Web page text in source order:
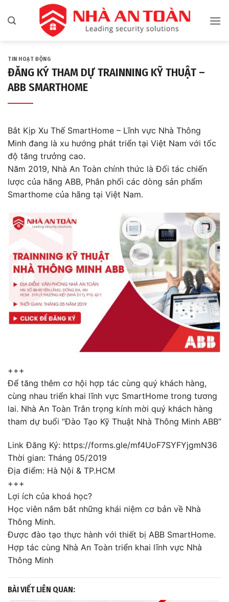
qua
TIN HOẠT ĐỘNG
ĐĂNG KÝ THAM DỰ TRAINNING KỸ THUẬT –
ABB SMARTHOME
Bắt Kịp Xu Thế SmartHome – Lĩnh vực Nhà Thông
Minh đang là xu hướng phát triển tại Việt Nam với tốc
độ tăng trưởng cao.
Năm 2019, Nhà An Toàn chính thức là Đối tác chiến
lược của hãng ABB, Phân phối các dòng sản phẩm
Smarthome của hãng tại Việt Nam.
+++
Để tăng thêm cơ hội hợp tác cùng quý khách hàng,
cùng nhau triển khai lĩnh vực SmartHome trong tương
lai. Nhà An Toàn Trân trọng kính mời quý khách hàng
tham dự buổi “Đào Tạo Kỹ Thuật Nhà Thông Minh ABB”
Link Đăng Ký: https://forms.gle/mf4UoF7SYFYjgmN36
Thời gian: Tháng 05/2019
Địa điểm: Hà Nội & TP.HCM
+++
Lợi ích của khoá học?
Học viên nắm bắt những khái niệm cơ bản về Nhà
Thông Minh.
Được đào tạo thực hành với thiết bị ABB SmartHome.
Hợp tác cùng Nhà An Toàn triển khai lĩnh vực Nhà
Thông Minh
BÀI VIẾT LIÊN QUAN: